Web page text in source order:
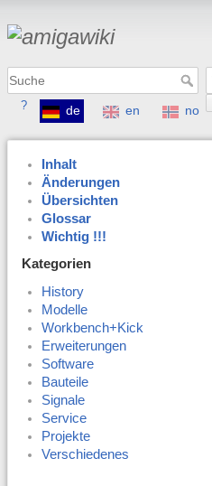
? de en no
Inhalt
Änderungen
Übersichten
Glossar
Wichtig !!!
Kategorien
History
Modelle
Workbench+Kick
Erweiterungen
Software
Bauteile
Signale
Service
Projekte
Verschiedenes